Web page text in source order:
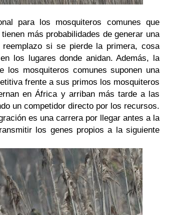
para los mosquiteros comunes que
más probabilidades de generar una
reemplazo si se pierde la primera, cosa
los lugares donde anidan. Además, la
los mosquiteros comunes suponen una
frente a sus primos los mosquiteros
en África y arriban más tarde a las
un competidor directo por los recursos.
es una carrera por llegar antes a la
los genes propios a la siguiente